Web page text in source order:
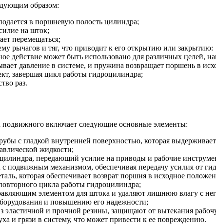
образом:
в поршневую полость цилиндра;
на шток;
перемещаться;
рычагов и тяг, что приводит к его открытию или закрытию:
действие может быть использовано для различных целей,
давление в системе, и пружина возвращает поршень в
завершая цикл работы гидроцилиндра;
раз.
подвижного включает следующие основные элементы:
с гладкой внутренней поверхностью, которая
жидкости;
передающий усилие на приводы и рабочие
подвижным механизмом, обеспечивая передачу усилия от
которая обеспечивает возврат поршня в исходное
цикла работы гидроцилиндра;
элементом для штока и удаляют лишнюю влагу с
и повышению его надежности;
и прочной резины, защищают от вытекания
и грязи в систему, что может привести к ее повреждению.